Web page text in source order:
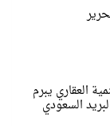
العقاري يبرم
السعودي